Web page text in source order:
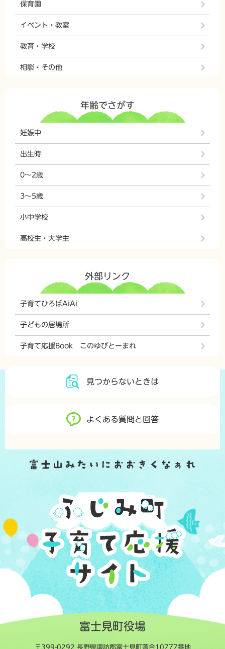
保育園
イベント・教室
教育・学校
相談・その他
年齢でさがす
妊娠中
出生時
0～2歳
3～5歳
小中学校
高校生・大学生
外部リンク
子育てひろばAiAi
子どもの居場所
子育て応援Book このゆびとーまれ
見つからないときは
よくある質問と回答
富士見町役場
〒399-0292 長野県諏訪郡富士見町落合10777番地